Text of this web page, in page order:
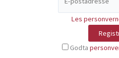
Les
Godta